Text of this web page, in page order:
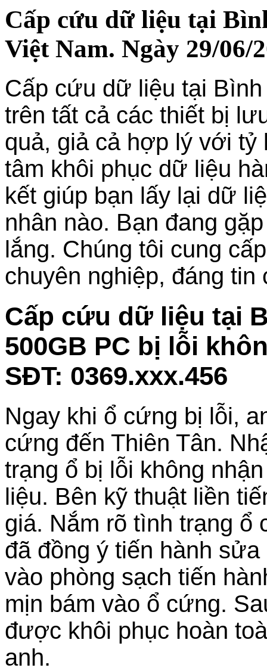
Cấp cứu dữ liệu tại
Việt Nam. Ngày 29/06/
Cấp cứu dữ liệu tại
trên tất cả các thiết bị
quả, giả cả hợp lý với tỷ
tâm khôi phục dữ liệu
kết giúp bạn lấy lại dữ
nhân nào. Bạn đang
lắng. Chúng tôi cung
chuyên nghiệp, đáng tin
Cấp cứu dữ liệu tại
500GB PC bị lỗi
SĐT: 0369.xxx.456
Ngay khi ổ cứng bị lỗi,
cứng đến Thiên Tân.
trạng ổ bị lỗi không
liệu. Bên kỹ thuật liền
giá. Nắm rõ tình trạng ổ
đã đồng ý tiến hành
vào phòng sạch tiến
mịn bám vào ổ cứng.
được khôi phục hoàn
anh.